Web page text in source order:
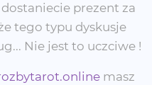
prezent za
tego typu dyskusje
Nie jest to uczciwe !
masz